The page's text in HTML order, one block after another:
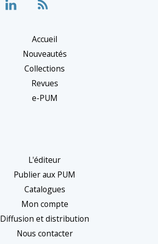
Accueil
Nouveautés
Collections
Revues
e-PUM
L'éditeur
Publier aux PUM
Catalogues
Mon compte
Diffusion et distribution
Nous contacter